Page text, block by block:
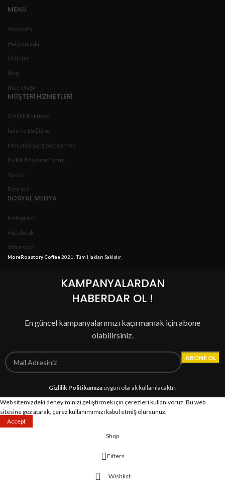
MENÜ
Anasayfa
Hakkımızda
Ürünler
blog
Bize Ulaşın
MÜŞTERİ HİZMETLERİ
Gizlilik Politikası
İade ve Değişim
Mesafeli Satış Sözleşmesi
KVKK Başvuru Formu
Yardım
Bize Yaz
SOSYAL MEDYA
Instagram
Facebook
Whatsapp
MoreRoastory Coffee2021 . Tüm Hakları Saklıdır.
KAMPANYALARDAN
HABERDAR OL !
En güncel kampanyalarımızı kaçırmamak için abone
olabilirsiniz.
Gizlilik Politikamızauygun olarak kullanılacaktır.
Web sitemizdeki deneyiminizi geliştirmek için çerezleri kullanıyoruz. Bu web
sitesine göz atarak, çerez kullanımımızı kabul etmiş olursunuz.
Accept
Shop
Filters
Wishlist